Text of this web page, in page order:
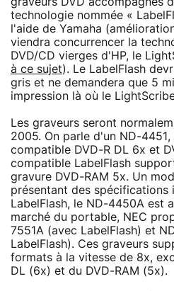
technologie nommée «
l'aide de Yamaha
viendra concurrencer la
DVD/CD vierges d'HP, le
à ce sujet). Le LabelFlash
gris et ne demandera que 5
impression là où le
Les graveurs seront
2005. On parle d'un ND-
compatible DVD-R DL 6x et
compatible LabelFlash
gravure DVD-RAM 5x. Un
présentant des spécifications
LabelFlash, le ND-4450A est
marché du portable, NEC
7551A (avec LabelFlash) et
LabelFlash). Ces graveurs
formats à la vitesse de 8x,
DL (6x) et du DVD-RAM (5x).